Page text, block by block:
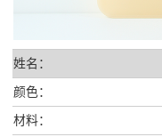
姓名：
颜色：
材料：